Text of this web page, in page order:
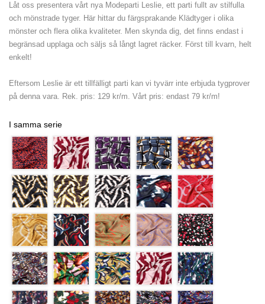
Låt oss presentera vårt nya Modeparti Leslie, ett parti fullt av stilfulla
och mönstrade tyger. Här hittar du färgsprakande Klädtyger i olika
mönster och flera olika kvaliteter. Men skynda dig, det finns endast i
begränsad upplaga och säljs så långt lagret räcker. Först till kvarn, helt
enkelt!
Eftersom Leslie är ett tillfälligt parti kan vi tyvärr inte erbjuda tygprover
på denna vara. Rek. pris: 129 kr/m. Vårt pris: endast 79 kr/m!
I samma serie